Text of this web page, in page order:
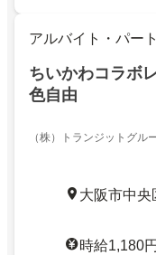
アルバイト・パート
ちいかわコラボ
色自由
（株）トランジットグル
大阪市中央
時給1,180